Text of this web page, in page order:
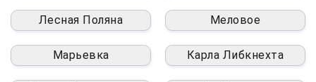
Лесная Поляна Меловое
Марьевка Карла Либкнехта